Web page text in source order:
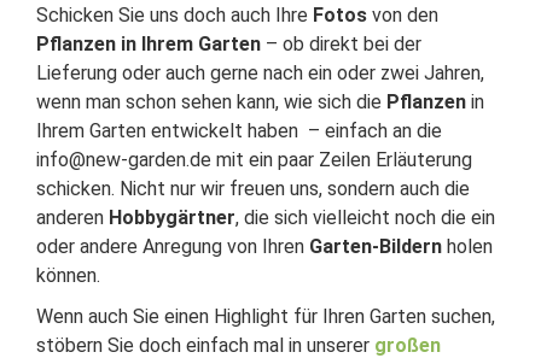
Schicken Sie uns doch auch Ihre Fotos von den
Pflanzen in Ihrem Garten – ob direkt bei der
Lieferung oder auch gerne nach ein oder zwei Jahren,
wenn man schon sehen kann, wie sich die Pflanzen in
Ihrem Garten entwickelt haben – einfach an die
info@new-garden.de mit ein paar Zeilen Erläuterung
schicken. Nicht nur wir freuen uns, sondern auch die
anderen Hobbygärtner, die sich vielleicht noch die ein
oder andere Anregung von Ihren Garten-Bildern holen
können.
Wenn auch Sie einen Highlight für Ihren Garten suchen,
stöbern Sie doch einfach mal in unserer großen